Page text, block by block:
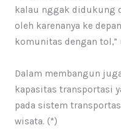
kalau nggak didukung
oleh karenanya ke
komunitas dengan tol,”
Dalam membangun
kapasitas transportasi
pada sistem
wisata. (*)